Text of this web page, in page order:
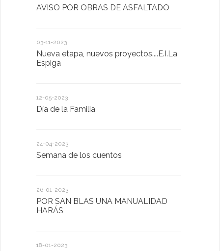
AVISO POR OBRAS DE ASFALTADO
03-11-2023
Nueva etapa, nuevos proyectos....E.I.La
Espiga
12-05-2023
Día de la Familia
24-04-2023
Semana de los cuentos
26-01-2023
POR SAN BLAS UNA MANUALIDAD
HARÁS
18-01-2023